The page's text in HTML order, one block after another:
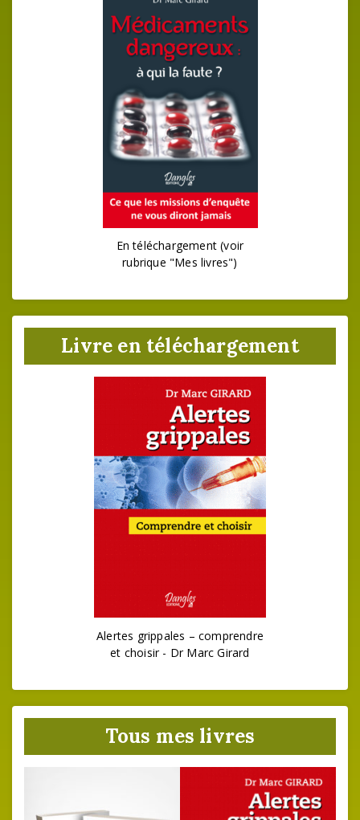
En téléchargement (voir
rubrique "Mes livres")
Livre en téléchargement
Alertes grippales – comprendre
et choisir - Dr Marc Girard
Tous mes livres